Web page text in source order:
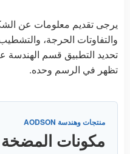
يرجى تقديم معلومات عن
والتفاوتات الحرجة،
تحديد التطبيق قسم الهندسة
تظهر في الرسم وحده.
منتجات وهندسة AODSON
مكونات المضخة